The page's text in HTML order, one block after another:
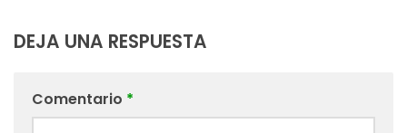
DEJA UNA RESPUESTA
Comentario *